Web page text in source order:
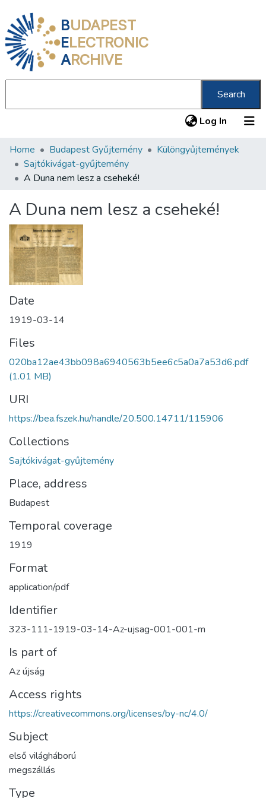
BUDAPEST
ELECTRONIC
ARCHIVE
Search
Log In (current)
Communities & Collections
All of DSpace
About us
Home Budapest Gyűjtemény
Különgyűjtemények
Sajtókivágat-gyűjtemény
A Duna nem lesz a cseheké!
A Duna nem lesz a cseheké!
Date
1919-03-14
Files
020ba12ae43bb098a6940563b5ee6c5a0a7a53d6.pdf
(1.01 MB)
URI
https://bea.fszek.hu/handle/20.500.14711/115906
Collections
Sajtókivágat-gyűjtemény
Place, address
Budapest
Temporal coverage
1919
Format
application/pdf
Identifier
323-111-1919-03-14-Az-ujsag-001-001-m
Is part of
Az újság
Access rights
https://creativecommons.org/licenses/by-nc/4.0/
Subject
első világháború
megszállás
Type